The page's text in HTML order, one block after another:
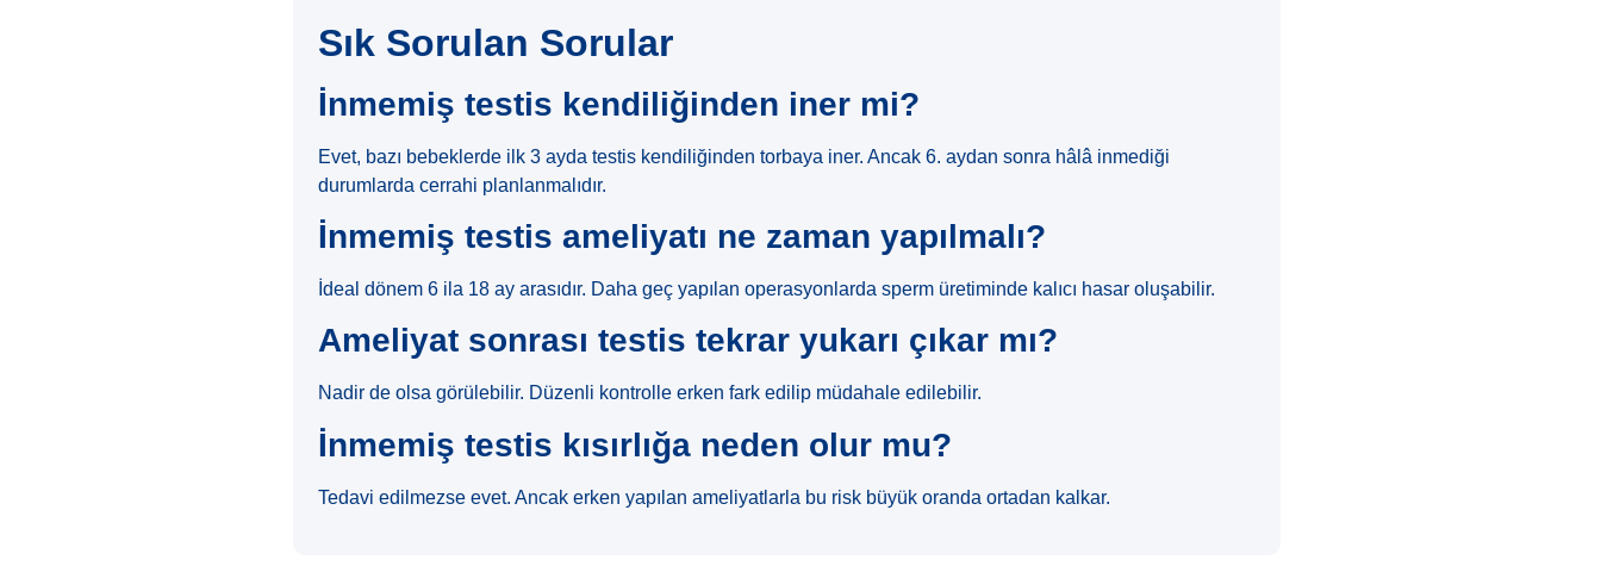
Sık Sorulan Sorular
İnmemiş testis kendiliğinden iner mi?
Evet, bazı bebeklerde ilk 3 ayda testis kendiliğinden torbaya iner. Ancak 6. aydan sonra hâlâ inmediği
durumlarda cerrahi planlanmalıdır.
İnmemiş testis ameliyatı ne zaman yapılmalı?
İdeal dönem 6 ila 18 ay arasıdır. Daha geç yapılan operasyonlarda sperm üretiminde kalıcı hasar oluşabilir.
Ameliyat sonrası testis tekrar yukarı çıkar mı?
Nadir de olsa görülebilir. Düzenli kontrolle erken fark edilip müdahale edilebilir.
İnmemiş testis kısırlığa neden olur mu?
Tedavi edilmezse evet. Ancak erken yapılan ameliyatlarla bu risk büyük oranda ortadan kalkar.